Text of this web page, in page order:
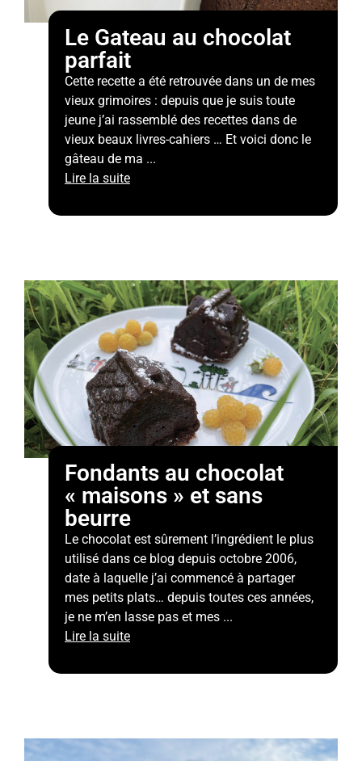
Le Gateau au chocolat
parfait
Cette recette a été retrouvée dans un de mes
vieux grimoires : depuis que je suis toute
jeune j’ai rassemblé des recettes dans de
vieux beaux livres-cahiers … Et voici donc le
gâteau de ma ...
Lire la suite
Fondants au chocolat
« maisons » et sans
beurre
Le chocolat est sûrement l’ingrédient le plus
utilisé dans ce blog depuis octobre 2006,
date à laquelle j’ai commencé à partager
mes petits plats… depuis toutes ces années,
je ne m’en lasse pas et mes ...
Lire la suite